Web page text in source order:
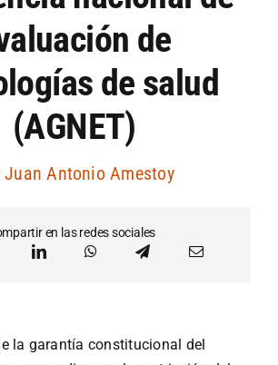
de
de salud
(AGNET)
Juan Antonio Amestoy
en las redes sociales
la garantía constitucional del